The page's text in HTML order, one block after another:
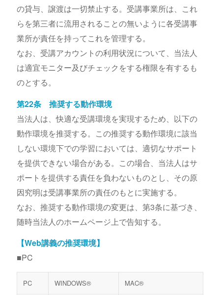
の貸与、譲渡は一切禁止する。受講事業所は、これ
らを第三者に流用されることの無いように各受講事
業所が責任を持ってこれを管理する。
なお、受講アカウントの利用状況について、当法人
は適宜モニター及びチェックをする権限を有するも
のとする。
第22条 推奨する動作環境
当法人は、快適な受講環境を実現するため、以下の
動作環境を推奨する。この推奨する動作環境に該当
しない環境下での学習においては、適切なサポート
を提供できない場合がある。この場合、当法人はサ
ポートを提供する責任を負わないものとし、その原
因究明は受講事業所の責任のもとに実施する。
なお、推奨する動作環境の変更は、第3条に基づき、
随時当法人のホームページ上で告知する。
【Web講義の推奨環境】
■PC
PC WINDOWS® MAC®